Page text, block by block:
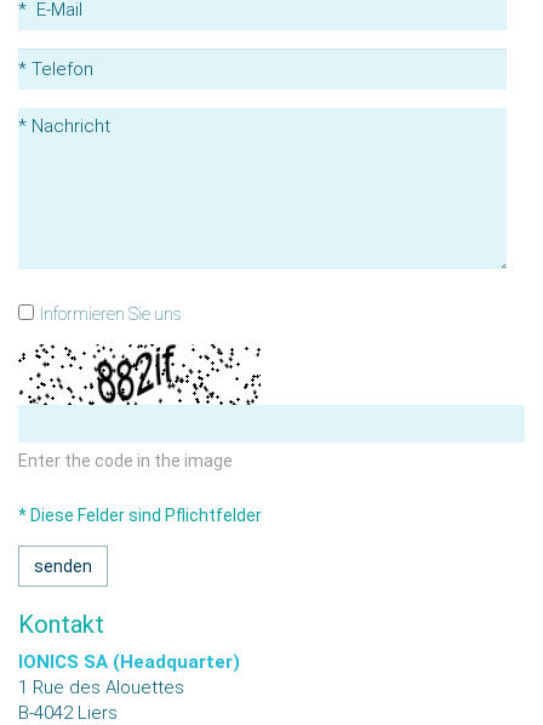
Informieren Sie uns
Enter the code in the image
* Diese Felder sind Pflichtfelder
Kontakt
IONICS SA (Headquarter)
1 Rue des Alouettes
B-4042 Liers